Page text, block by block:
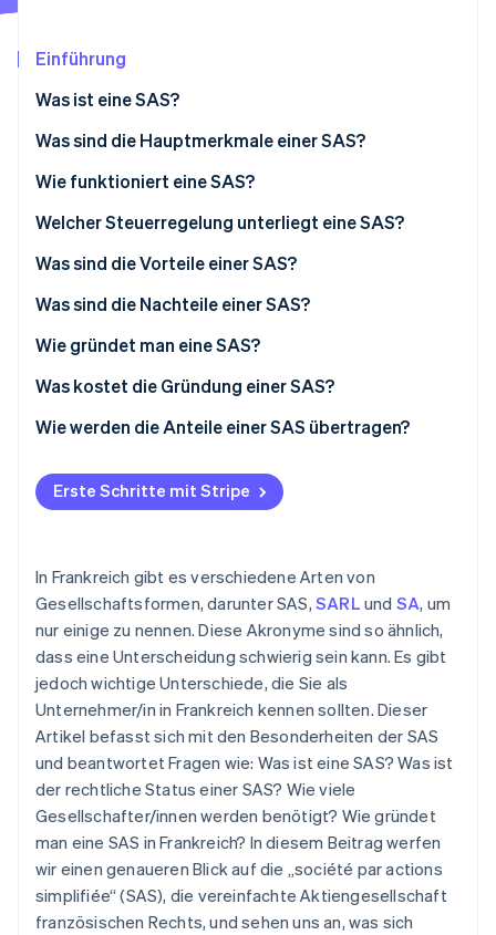
Online-Identitätsprüfung
Stripe-Sessions 2026
Jetzt ansehen
Einführung
Was ist eine SAS?
Was sind die Hauptmerkmale einer SAS?
Aktienkapital
Wie funktioniert eine SAS?
Welcher Steuerregelung unterliegt eine SAS?
Besteuerung des oder der Präsident/in
Besteuerung der Gesellschafter/innen
Was sind die Vorteile einer SAS?
Was sind die Nachteile einer SAS?
Wie gründet man eine SAS?
Was kostet die Gründung einer SAS?
Wie werden die Anteile einer SAS übertragen?
Erste Schritte mit Stripe
In Frankreich gibt es verschiedene Arten von
Gesellschaftsformen, darunter SAS, SARL und SA, um
nur einige zu nennen. Diese Akronyme sind so ähnlich,
dass eine Unterscheidung schwierig sein kann. Es gibt
jedoch wichtige Unterschiede, die Sie als
Unternehmer/in in Frankreich kennen sollten. Dieser
Artikel befasst sich mit den Besonderheiten der SAS
und beantwortet Fragen wie: Was ist eine SAS? Was ist
der rechtliche Status einer SAS? Wie viele
Gesellschafter/innen werden benötigt? Wie gründet
man eine SAS in Frankreich? In diesem Beitrag werfen
wir einen genaueren Blick auf die „société par actions
simplifiée“ (SAS), die vereinfachte Aktiengesellschaft
französischen Rechts, und sehen uns an, was sich